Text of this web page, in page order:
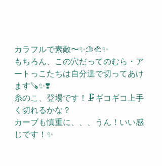
カラフルで素敵〜✨🫱🫲✨
もちろん、この穴だってのむら・ア
ートっこたちは自分達で切ってあけ
ます🪚✨❣️
糸のこ、登場です！🗜ギコギコ上手
く切れるかな？
カーブも慎重に、、、うん！いい感
じです！✨